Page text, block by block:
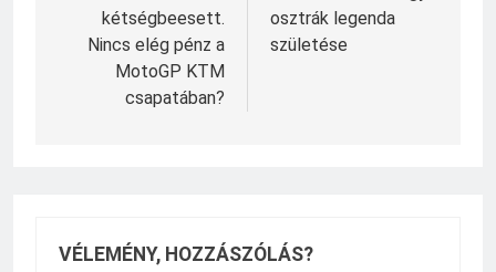
kétségbeesett.
Nincs elég pénz a
MotoGP KTM
csapatában?
osztrák legenda
születése
VÉLEMÉNY, HOZZÁSZÓLÁS?